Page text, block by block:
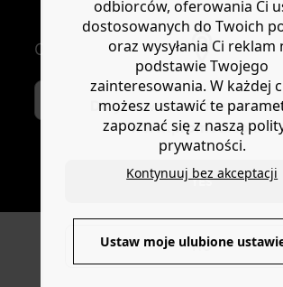
Do you want to be
www.promod.com ?
YES
NO
NEWSLETTER
Otrzymuj nowości modowe i
SUBSKRYBUJ
ŚLEDŹ NAS
odbiorców, oferowania Ci
dostosowanych do Twoich
oraz wysyłania Ci reklam
podstawie Twojego
zainteresowania. W każdej
możesz ustawić te
zapoznać się z naszą
prywatności.
Kontynuuj bez akceptacji
Ustaw moje ulubione